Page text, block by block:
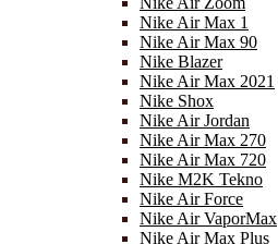
Nike Air Max 1
Nike Air Max 90
Nike Blazer
Nike Air Max 2021
Nike Shox
Nike Air Jordan
Nike Air Max 270
Nike Air Max 720
Nike M2K Tekno
Nike Air Force
Nike Air VaporMax
Nike Air Max Plus